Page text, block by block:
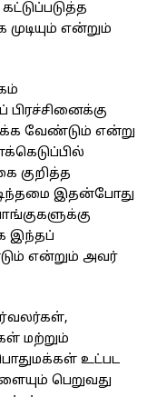
என்றும்
வேண்டும் என்று
குறித்த
இதன்போது
இந்தப்
என்றும் அவர்
மற்றும்
உட்பட
பெறுவது